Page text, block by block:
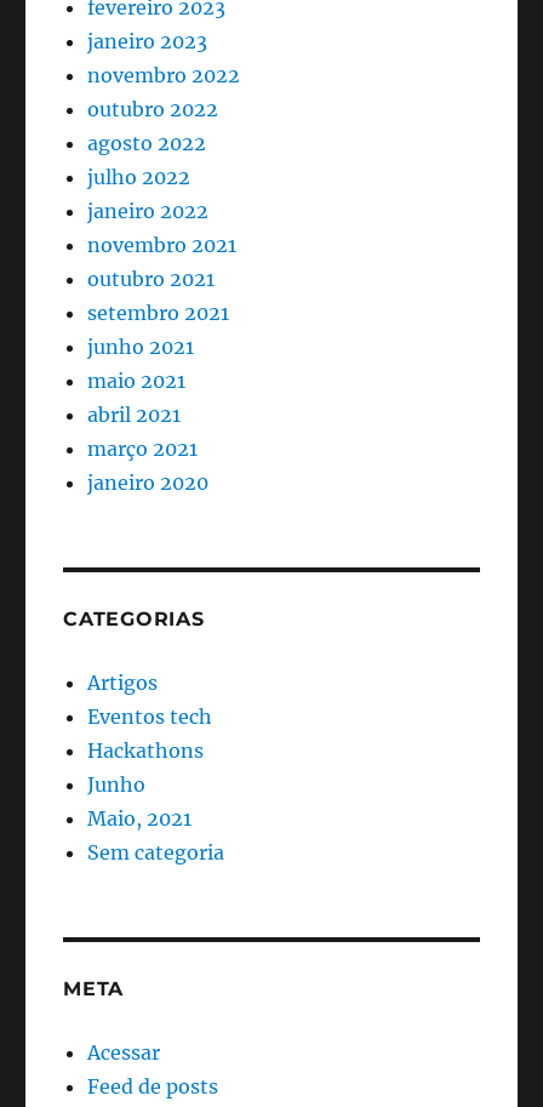
fevereiro 2023
janeiro 2023
novembro 2022
outubro 2022
agosto 2022
julho 2022
janeiro 2022
novembro 2021
outubro 2021
setembro 2021
junho 2021
maio 2021
abril 2021
março 2021
janeiro 2020
CATEGORIAS
Artigos
Eventos tech
Hackathons
Junho
Maio, 2021
Sem categoria
META
Acessar
Feed de posts